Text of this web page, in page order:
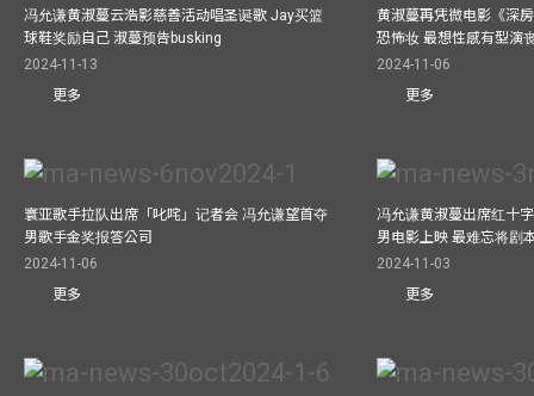
冯允谦黄淑蔓云浩影慈善活动唱圣诞歌 Jay买篮
球鞋奖励自己 淑蔓预告busking
2024-11-13
更多
黄淑蔓再凭微电影《深
恐怖妆 最想性感有型演
2024-11-06
更多
寰亚歌手拉队出席「叱咤」记者会 冯允谦望首夺
男歌手金奖报答公司
2024-11-06
更多
冯允谦黄淑蔓出席红十
男电影上映 最难忘将剧
2024-11-03
更多